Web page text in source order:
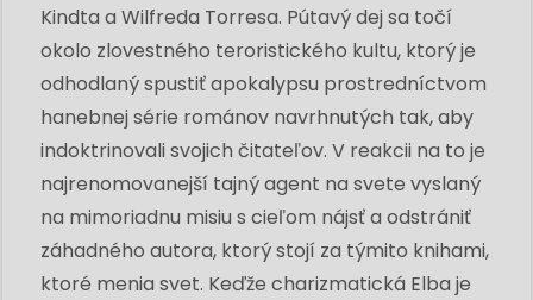
Kindta a Wilfreda Torresa. Pútavý dej sa točí
okolo zlovestného teroristického kultu, ktorý je
odhodlaný spustiť apokalypsu prostredníctvom
hanebnej série románov navrhnutých tak, aby
indoktrinovali svojich čitateľov. V reakcii na to je
najrenomovanejší tajný agent na svete vyslaný
na mimoriadnu misiu s cieľom nájsť a odstrániť
záhadného autora, ktorý stojí za týmito knihami,
ktoré menia svet. Keďže charizmatická Elba je